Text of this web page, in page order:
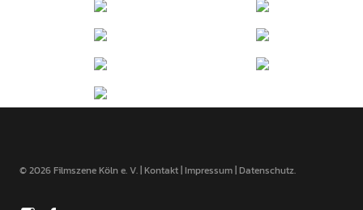
© 2026 Filmszene Köln e. V. |Kontakt|Impressum|Datenschutz